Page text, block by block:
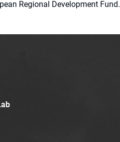
Regional Development Fund.